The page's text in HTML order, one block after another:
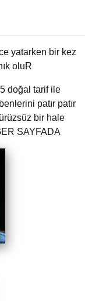
yatarken bir kez
oluR
doğal tarif ile
patır patır
bir hale
SAYFADA